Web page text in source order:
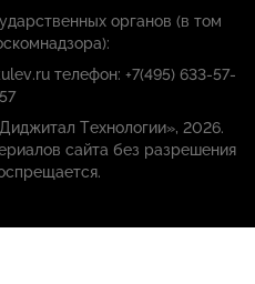
органов (в том
телефон: +7(495) 633-57-
57
Технологии», 2026.
сайта без разрешения